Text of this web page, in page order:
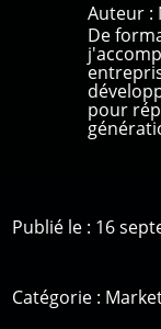
Auteur :
De
pour
Publié le : 16
Catégorie :